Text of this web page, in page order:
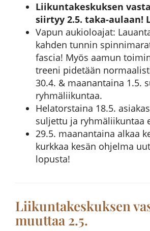
Liikuntakeskuksen
siirtyy 2.5. taka-aulaan!
Vapun aukioloajat:
kahden tunnin
fascia! Myös aamun
treeni pidetään
30.4. & maanantaina 1.5.
ryhmäliikuntaa.
Helatorstaina 18.5.
suljettu ja ryhmäliikuntaa
29.5. maanantaina alkaa
kurkkaa kesän ohjelma
lopusta!
Liikuntakeskuksen
muuttaa 2.5.